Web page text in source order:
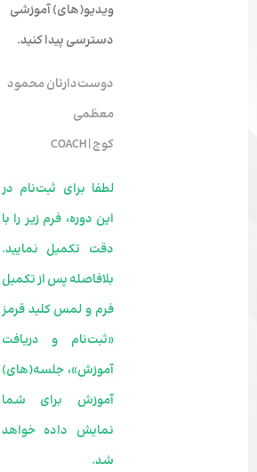
ویدیو‌(های) آموزشی
دسترسی پیدا کنید.
دوست‌دارتان محمود
معظمی
کوچ | COACH
لطفا برای ثبت‌نام در
این دوره، فرم زیر را با
دقت تکمیل نمایید.
بلافاصله پس از تکمیل
فرم و لمس کلید قرمز
«ثبت‌نام و دریافت
آموزش»، جلسه‌(های)
آموزش برای شما
نمایش داده خواهد
شد.